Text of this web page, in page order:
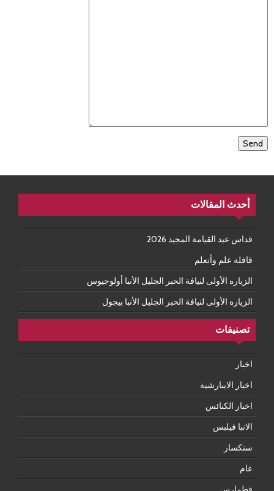
أحدث المقالات
قداس عيد القيامة المجيد 2026
قافلة علم وأتعلم
الزياره الأولى لنيافة الحبر الجليل الأنبا أولوجيوس
الزياره الأولى لنيافة الحبر الجليل الأنبا بيجول
تصنيفات
اخبار
اخبار الايبارشية
اخبار الكنائس
الانبا فيلبس
سنكسار
عام